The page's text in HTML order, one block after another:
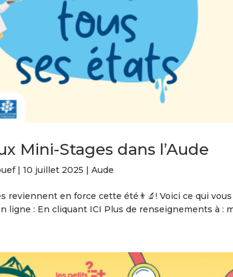
Mini-Stages dans l’Aude
| 10 juillet 2025 | Aude
reviennent en force cette été👨‍🔬! Voici ce qui
ligne : En cliquant ICI Plus de renseignements à :